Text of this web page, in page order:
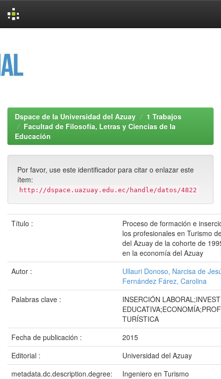
Dspace de la Universidad del Azuay
1 Trabajos
Facultad de Filosofía, Letras y Ciencias de la
Educación
Por favor, use este identificador para citar o enlazar este
ítem:
http://dspace.uazuay.edu.ec/handle/datos/4822
Título :
Proceso de formación e
los profesionales en Turismo
del Azuay de la cohorte de
en la economía del Azuay
Autor :
Ullauri Donoso, Narcisa de
Fernández Fárez, Carolina
Palabras clave :
INSERCIÓN
TURÍSTICA
Fecha de publicación :
2015
Editorial :
Universidad del Azuay
metadata.dc.description.degree:
Ingeniero en Turismo